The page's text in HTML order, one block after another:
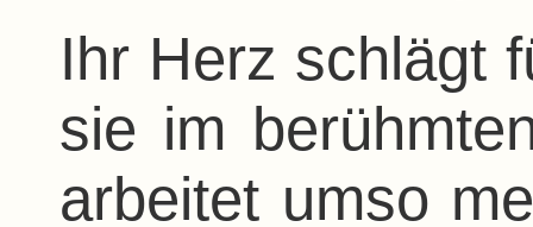
Ihr Herz schlägt
sie im
arbeitet umso